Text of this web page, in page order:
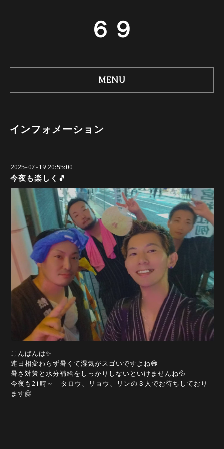
６９
MENU
インフォメーション
2025-07-19 20:55:00
今夜も楽しく🎵
こんばんは✨
連日相変わらず暑くて湿気がスゴいですよね😅
暑さ対策と水分補給をしっかりしないといけませんね💦
今夜も21時～ タロウ、リョウ、リンの３人でお待ちしており
ます🤗